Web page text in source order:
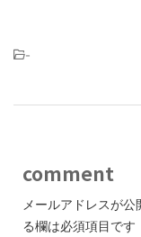
-
comment
メールアドレスが公
る欄は必須項目です